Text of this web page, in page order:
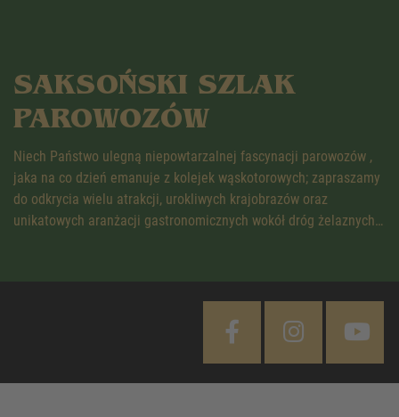
SAKSOŃSKI SZLAK
PAROWOZÓW
Niech Państwo ulegną niepowtarzalnej fascynacji parowozów ,
jaka na co dzień emanuje z kolejek wąskotorowych; zapraszamy
do odkrycia wielu atrakcji, urokliwych krajobrazów oraz
unikatowych aranżacji gastronomicznych wokół dróg żelaznych…